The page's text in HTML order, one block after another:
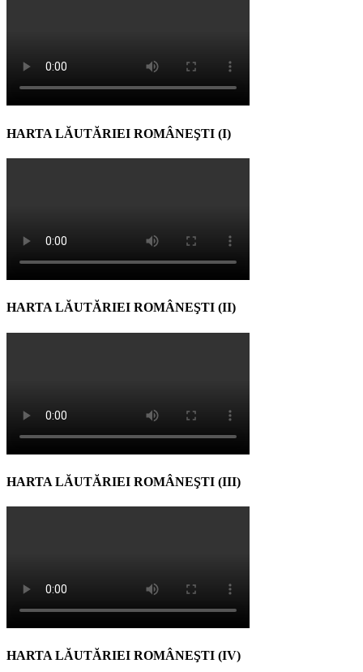
HARTA LĂUTĂRIEI ROMÂNEŞTI (I)
HARTA LĂUTĂRIEI ROMÂNEŞTI (II)
HARTA LĂUTĂRIEI ROMÂNEŞTI (III)
HARTA LĂUTĂRIEI ROMÂNEŞTI (IV)